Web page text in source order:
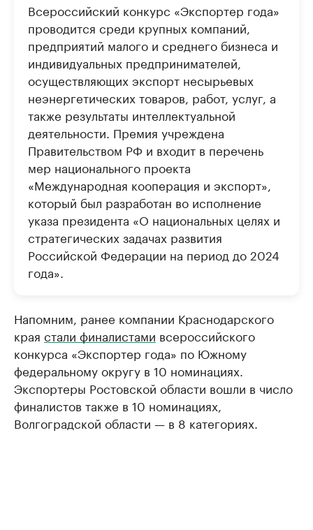
Всероссийский конкурс «Экспортер года»
проводится среди крупных компаний,
предприятий малого и среднего бизнеса и
индивидуальных предпринимателей,
осуществляющих экспорт несырьевых
неэнергетических товаров, работ, услуг, а
также результаты интеллектуальной
деятельности. Премия учреждена
Правительством РФ и входит в перечень
мер национального проекта
«Международная кооперация и экспорт»,
который был разработан во исполнение
указа президента «О национальных целях и
стратегических задачах развития
Российской Федерации на период до 2024
года».
Напомним, ранее компании Краснодарского
края стали финалистами всероссийского
конкурса «Экспортер года» по Южному
федеральному округу в 10 номинациях.
Экспортеры Ростовской области вошли в число
финалистов также в 10 номинациях,
Волгоградской области — в 8 категориях.